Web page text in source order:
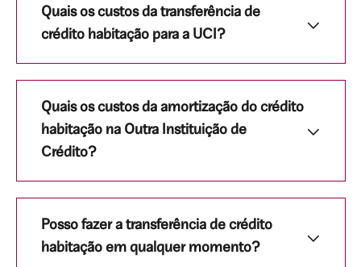
Quais os custos da transferência de
crédito habitação para a UCI?
Quais os custos da amortização do crédito
habitação na Outra Instituição de
Crédito?
Posso fazer a transferência de crédito
habitação em qualquer momento?